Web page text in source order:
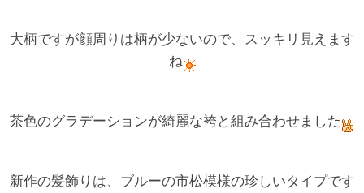
大柄ですが顔周りは柄が少ないので、スッキリ見えます
ね
茶色のグラデーションが綺麗な袴と組み合わせました
新作の髪飾りは、ブルーの市松模様の珍しいタイプです